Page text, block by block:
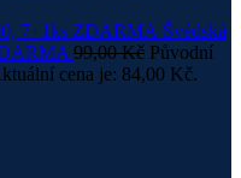
Švédská
99,00Kč Původní
cena je: 84,00 Kč.